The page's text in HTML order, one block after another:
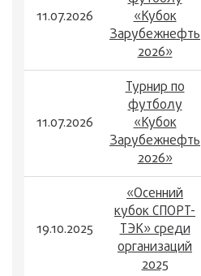
11.07.2026
«Кубок
Зарубежнефть
2026»
11.07.2026
Турнир по
футболу
«Кубок
Зарубежнефть
2026»
19.10.2025
«Осенний
кубок СПОРТ-
ТЭК» среди
организаций
2025